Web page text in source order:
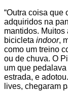
“Outra coisa que
adquiridos na
mantidos.
bicicleta indoor,
como um treino
ou de chuva. O
um que
estrada, e
lives, chegaram